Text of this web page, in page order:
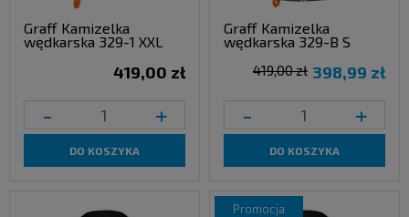
Graff Kamizelka
wędkarska 329-1 XXL
419,00 zł
- +
DO KOSZYKA
Graff Kamizelka
wędkarska 329-B S
398,99 zł
419,00 zł
- +
DO KOSZYKA
promocja